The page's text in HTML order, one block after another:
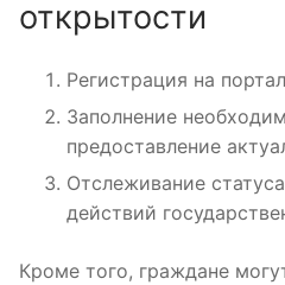
открытости
Регистрация на
Заполнение
предоставление
Отслеживание
действий
Кроме того, граждане